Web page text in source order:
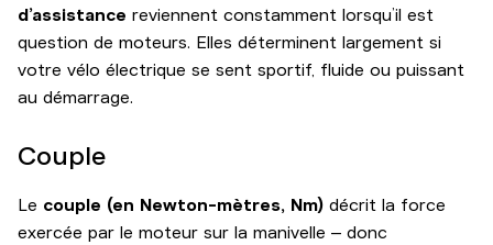
d’assistance reviennent constamment lorsqu’il est
question de moteurs. Elles déterminent largement si
votre vélo électrique se sent sportif, fluide ou puissant
au démarrage.
Couple
Le couple (en Newton-mètres, Nm) décrit la force
exercée par le moteur sur la manivelle – donc